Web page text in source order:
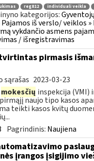
reg812 individuali veikla
kategorijos:
iš verslo/ veiklos
vykdančio asmens
/ išregistravimas
pirmasis
sąrašas 2023-03-23
mokesčių inspekcija
naujo tipo kasos
teikti kasos kvitų
Pagrindinis: Naujiena
įrangos įsigijimo